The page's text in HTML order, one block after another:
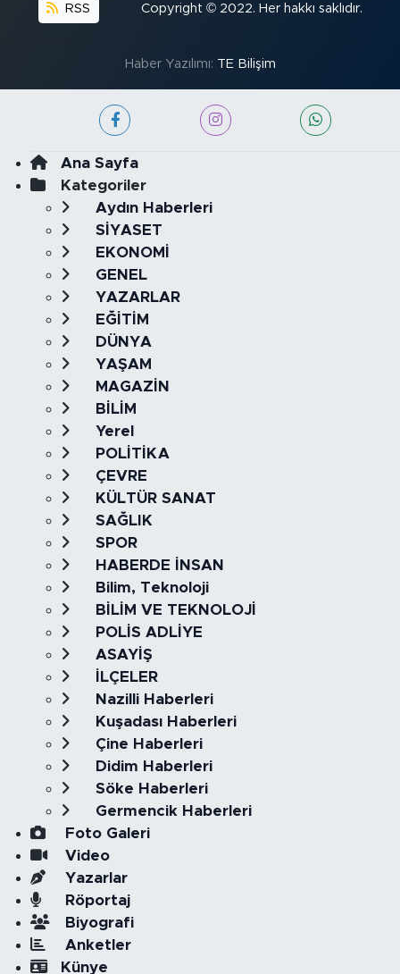
RSS Copyright © 2022. Her hakkı saklıdır.
Haber Yazılımı: TE Bilişim
Ana Sayfa
Kategoriler
Aydın Haberleri
SİYASET
EKONOMİ
GENEL
YAZARLAR
EĞİTİM
DÜNYA
YAŞAM
MAGAZİN
BİLİM
Yerel
POLİTİKA
ÇEVRE
KÜLTÜR SANAT
SAĞLIK
SPOR
HABERDE İNSAN
Bilim, Teknoloji
BİLİM VE TEKNOLOJİ
POLİS ADLİYE
ASAYİŞ
İLÇELER
Nazilli Haberleri
Kuşadası Haberleri
Çine Haberleri
Didim Haberleri
Söke Haberleri
Germencik Haberleri
Foto Galeri
Video
Yazarlar
Röportaj
Biyografi
Anketler
Künye